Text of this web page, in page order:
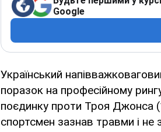
Google
Український
поразок на професійному
поєдинку проти Троя Джонса
спортсмен зазнав травми і не